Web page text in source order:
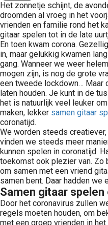
Het zonnetje schijnt, de
droomden al vroeg in het
vrienden en familie rond het
gitaar spelen tot in de late
En toen kwam corona.
in, maar gelukkig kwamen
gang. Wanneer we weer
mogen zijn, is nog de grote
een tweede lockdown… Maar
laten houden. Je kunt in de
het is natuurlijk veel leuker
maken, lekker samen gitaar
coronatijd.
We worden steeds
vinden we steeds meer
kunnen spelen in coronatijd.
toekomst ook plezier van. Zo
om samen met een vriend
samen bent. Daar hadden we
Samen gitaar spelen
Door het coronavirus zullen
regels moeten houden, om
met een groep vrienden in